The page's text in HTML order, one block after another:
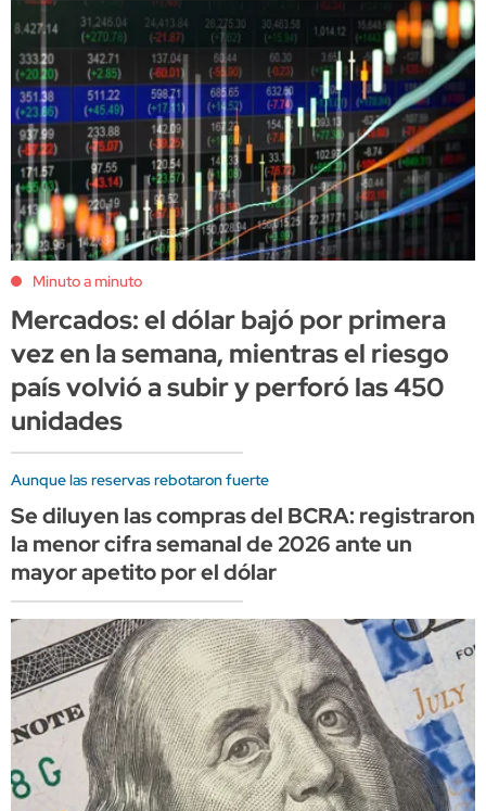
Minuto a minuto
Mercados: el dólar bajó por primera
vez en la semana, mientras el riesgo
país volvió a subir y perforó las 450
unidades
Aunque las reservas rebotaron fuerte
Se diluyen las compras del BCRA: registraron
la menor cifra semanal de 2026 ante un
mayor apetito por el dólar